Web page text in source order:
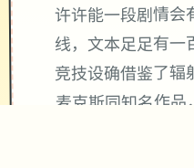
许许能一段剧情会
线，文本足足有一
竞技设确借鉴了辐
麦克斯同知名作品，